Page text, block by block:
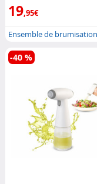
19,95€
Ensemble de brumisation
-40 %